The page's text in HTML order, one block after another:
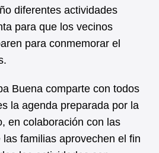
diferentes actividades
para que los vecinos
para conmemorar el
Buena comparte con todos
la agenda preparada por la
en colaboración con las
familias aprovechen el fin